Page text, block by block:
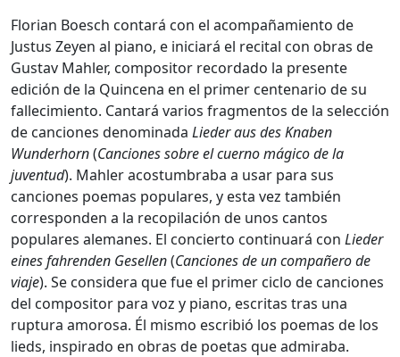
Florian Boesch contará con el acompañamiento de
Justus Zeyen al piano, e iniciará el recital con obras de
Gustav Mahler, compositor recordado la presente
edición de la Quincena en el primer centenario de su
fallecimiento. Cantará varios fragmentos de la selección
de canciones denominada Lieder aus des Knaben
Wunderhorn(Canciones sobre el cuerno mágico de la
juventud). Mahler acostumbraba a usar para sus
canciones poemas populares, y esta vez también
corresponden a la recopilación de unos cantos
populares alemanes. El concierto continuará con Lieder
eines fahrenden Gesellen(Canciones de un compañero de
viaje). Se considera que fue el primer ciclo de canciones
del compositor para voz y piano, escritas tras una
ruptura amorosa. Él mismo escribió los poemas de los
lieds, inspirado en obras de poetas que admiraba.